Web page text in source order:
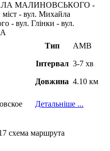
МАЛИНОВСЬКОГО -
- вул. Михайла
- вул. Глінки - вул.
Тип АМВ
Інтервал 3-7 хв
Довжина 4.10 км
Детальніше ...
схема маршрута